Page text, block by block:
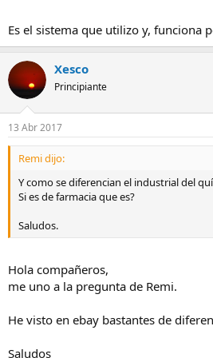
Es el sistema que utilizo y, funciona
Xesco
Principiante
13 Abr 2017
Remi dijo:
Y como se diferencian el industrial del
Si es de farmacia que es?
Saludos.
Hola compañeros,
me uno a la pregunta de Remi.
He visto en ebay bastantes de
Saludos